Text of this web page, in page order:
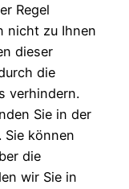
Regel
nicht zu Ihnen
dieser
die
verhindern.
Sie in der
können
die
wir Sie in